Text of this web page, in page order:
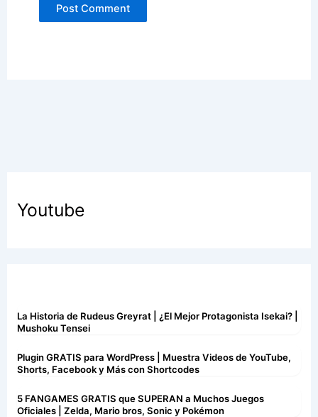
Youtube
La Historia de Rudeus Greyrat | ¿El Mejor Protagonista Isekai? |
Mushoku Tensei
Plugin GRATIS para WordPress | Muestra Videos de YouTube,
Shorts, Facebook y Más con Shortcodes
5 FANGAMES GRATIS que SUPERAN a Muchos Juegos
Oficiales | Zelda, Mario bros, Sonic y Pokémon